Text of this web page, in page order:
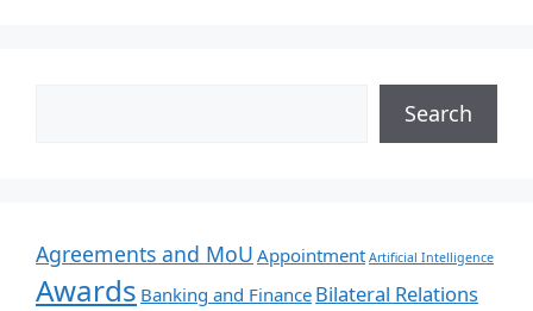
Search
Agreements and MoU Appointment Artificial Intelligence
Awards Banking and Finance Bilateral Relations